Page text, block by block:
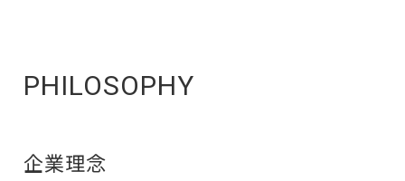
PHILOSOPHY
企業理念